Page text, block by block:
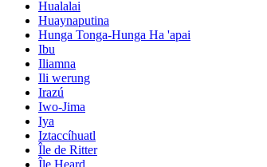
Hualalai
Huaynaputina
Hunga Tonga-Hunga Ha 'apai
Ibu
Iliamna
Ili werung
Irazú
Iwo-Jima
Iya
Iztaccíhuatl
Île de Ritter